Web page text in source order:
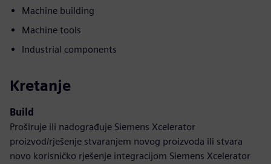
Machine building
Machine tools
Industrial components
Kretanje
Build
Proširuje ili nadograđuje Siemens Xcelerator
proizvod/rješenje stvaranjem novog proizvoda ili stvara
novo korisničko rješenje integracijom Siemens Xcelerator